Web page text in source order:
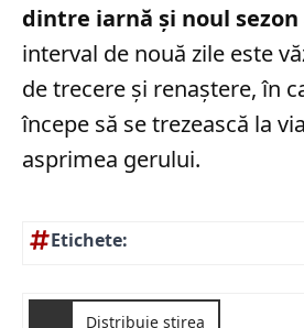
dintre iarnă și noul
interval de nouă zile este
de trecere și renaștere, în
începe să se trezească la
asprimea gerului.
Etichete:
Distribuie știrea